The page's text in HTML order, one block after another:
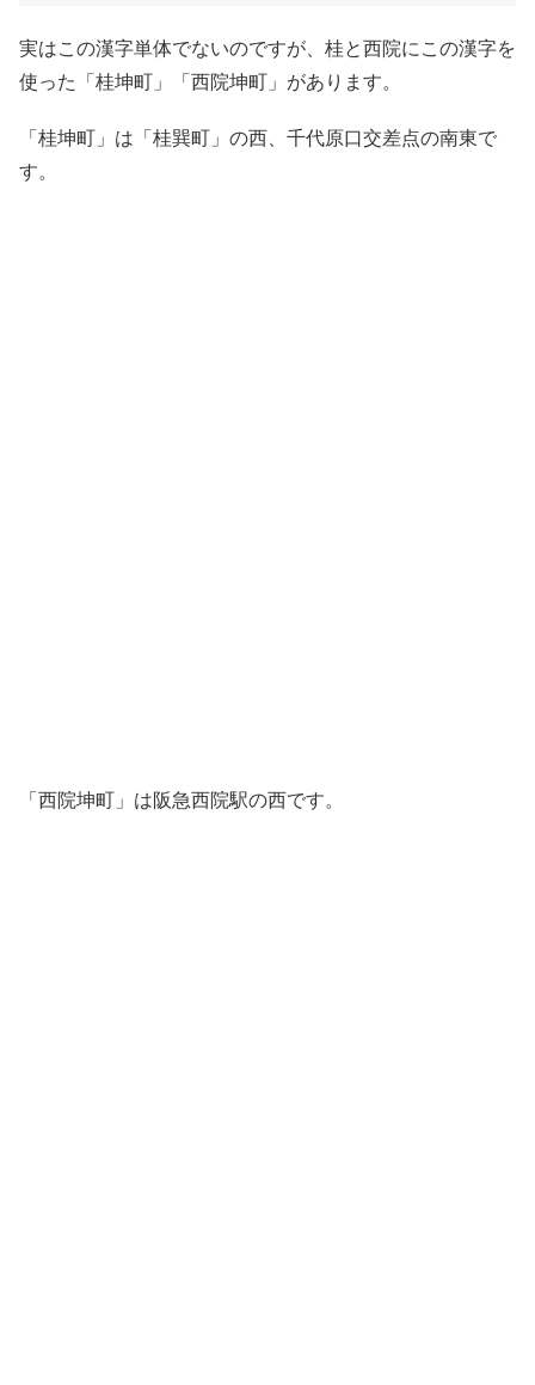
実はこの漢字単体でないのですが、桂と西院にこの漢字を
使った「桂坤町」「西院坤町」があります。
「桂坤町」は「桂巽町」の西、千代原口交差点の南東で
す。
「西院坤町」は阪急西院駅の西です。